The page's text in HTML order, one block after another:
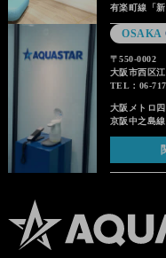
有楽町線「
OSAKA
〒550-0002
大阪市西区
TEL：06-
大阪メトロ
京阪中之島